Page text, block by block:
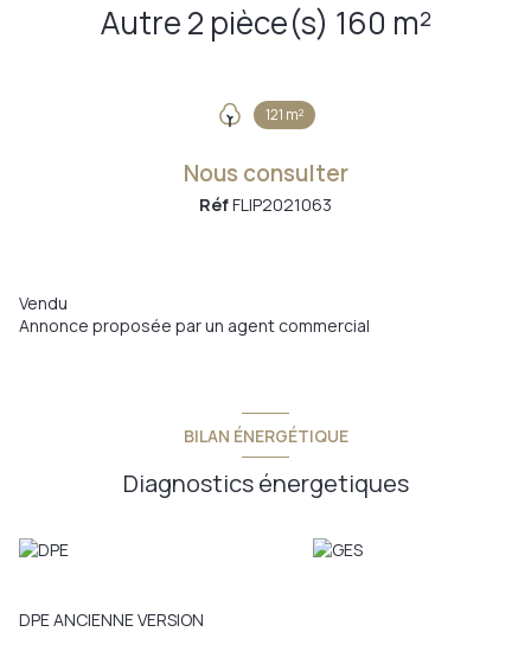
Autre 2 pièce(s) 160 m²
121 m²
Nous consulter
RéfFLIP2021063
Vendu
Annonce proposée par un agent commercial
BILAN ÉNERGÉTIQUE
Diagnostics énergetiques
DPE ANCIENNE VERSION